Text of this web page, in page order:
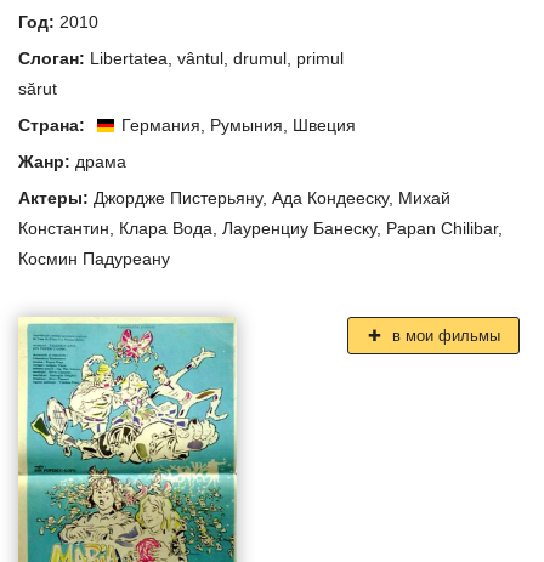
Год: 2010
Слоган: Libertatea, vântul, drumul, primul
sărut
Страна:
Германия, Румыния, Швеция
Жанр: драма
Актеры: Джордже Пистерьяну, Ада Кондееску, Михай
Константин, Клара Вода, Лауренциу Банеску, Papan Chilibar,
Космин Падуреану
в мои фильмы